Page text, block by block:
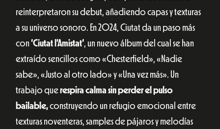
reinterpretaron su debut, añadiendo capas y texturas
a su universo sonoro. En 2024, Ciutat da un paso más
con‘Ciutat l’Amistat‘, un nuevo álbum del cual se han
extraído sencillos como «Chesterfield», «Nadie
sabe», «Justo al otro lado» y «Una vez más». Un
trabajo querespira calma sin perder el pulso
bailable,construyendo un refugio emocional entre
texturas noventeras, samples de pájaros y melodías